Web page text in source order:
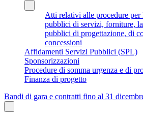
Atti relativi alle procedure per
pubblici di servizi, forniture,
pubblici di progettazione, di
concessioni
Affidamenti Servizi Pubblici (SPL)
Sponsorizzazioni
Procedure di somma urgenza e di
Finanza di progetto
Bandi di gara e contratti fino al 31